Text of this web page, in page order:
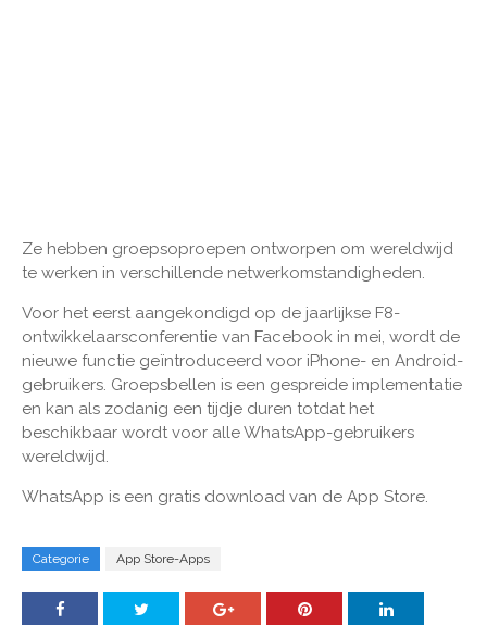
Ze hebben groepsoproepen ontworpen om wereldwijd
te werken in verschillende netwerkomstandigheden.
Voor het eerst aangekondigd op de jaarlijkse F8-
ontwikkelaarsconferentie van Facebook in mei, wordt de
nieuwe functie geïntroduceerd voor iPhone- en Android-
gebruikers. Groepsbellen is een gespreide implementatie
en kan als zodanig een tijdje duren totdat het
beschikbaar wordt voor alle WhatsApp-gebruikers
wereldwijd.
WhatsApp is een gratis download van de App Store.
Categorie App Store-Apps